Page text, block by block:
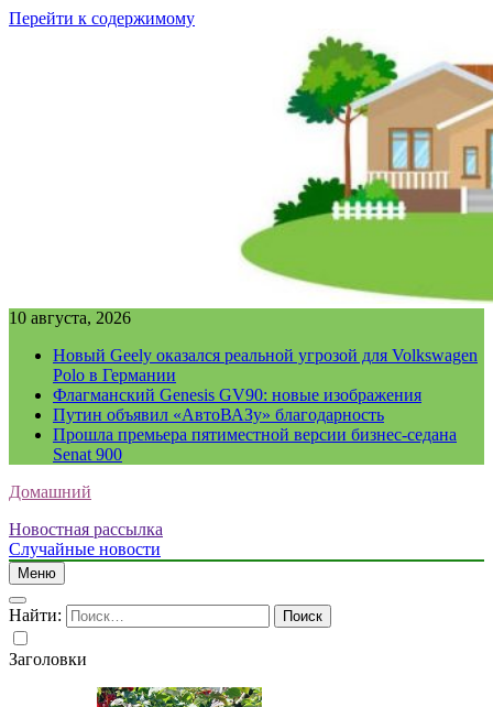
Перейти к содержимому
10 августа, 2026
Новый Geely оказался реальной угрозой для Volkswagen
Polo в Германии
Флагманский Genesis GV90: новые изображения
Путин объявил «АвтоВАЗу» благодарность
Прошла премьера пятиместной версии бизнес-седана
Senat 900
Домашний
Новостная рассылка
Случайные новости
Меню
Найти:
Заголовки